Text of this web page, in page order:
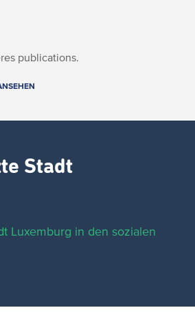
publications.
Stadt
Luxemburg in den sozialen